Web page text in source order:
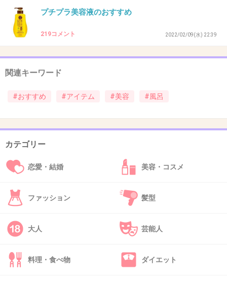
んとに好き。
36. 匿名2022/09/11(日) 23:20:30
なきゃもう生活できない。
1件の返信
37. 匿名 2022/09/11(日) 23:20:43
>>1
ハウスオブローゼ
アロマルセット ボディウォッシュ＆バブル
プチプラ美容液のおすすめ
219コメント 2022/02/09(水) 22:39
関連キーワード
#おすすめ #アイテム #美容 #風呂
カテゴリー
恋愛・結婚 美容・コスメ
ファッション 髪型
大人 芸能人
料理・食べ物 ダイエット